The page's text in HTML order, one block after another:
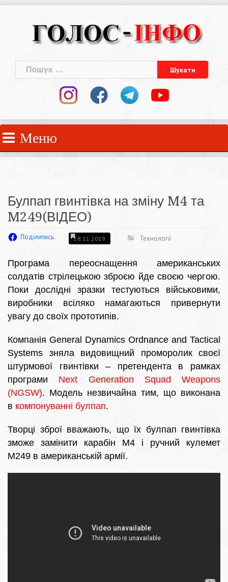
Пошук:
Меню
Булпап гвинтівка на зміну M4 та
M249(ВІДЕО)
Поділитись 28.11.2019 Технології
Програма переоснащення американських
солдатів стрілецькою зброєю йде своєю чергою.
Поки дослідні зразки тестуються військовими,
виробники всіляко намагаються привернути
увагу до своїх прототипів.
Компанія General Dynamics Ordnance and Tactical
Systems зняла видовищний проморолик своєї
штурмової гвинтівки – претендента в рамках
програми Next Generation Squad Weapons
(NGSW). Модель незвичайна тим, що виконана
в компонуванні булпап.
Творці зброї вважають, що їх булпап гвинтівка
зможе замінити карабін M4 і ручний кулемет
M249 в американській армії.